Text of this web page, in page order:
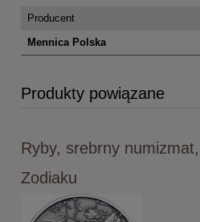
Producent
Mennica Polska
Produkty powiązane
Ryby, srebrny
Zodiaku